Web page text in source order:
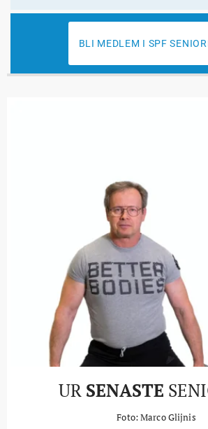
BLI MEDLEM I SPF
UR SENASTE
Foto: Marco Glijnis